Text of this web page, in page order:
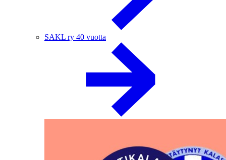
SAKL ry 40 vuotta